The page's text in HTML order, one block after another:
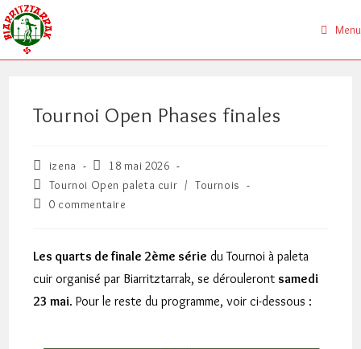
Skip
to
content
Menu
Tournoi Open Phases finales
Auteur/autrice
de
la
publication :
izena
Publication
publiée :
18 mai 2026
Post
category:
Tournoi Open paleta cuir / Tournois
Commentaires
publication :
0 commentaire
Les quarts de finale 2ème série du Tournoi à paleta
cuir organisé par Biarritztarrak, se dérouleront samedi
23 mai. Pour le reste du programme, voir ci-dessous :